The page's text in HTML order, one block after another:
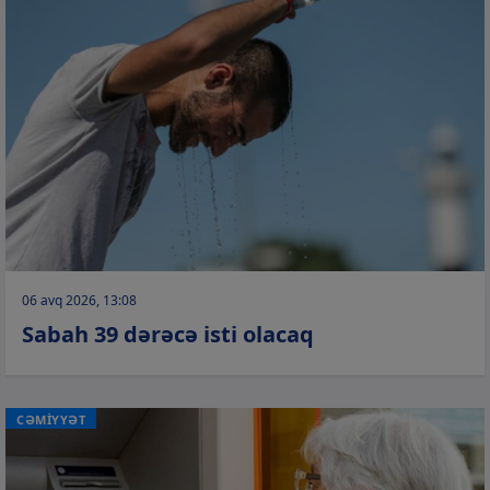
06 avq 2026, 13:08
Sabah 39 dərəcə isti olacaq
CƏMİYYƏT